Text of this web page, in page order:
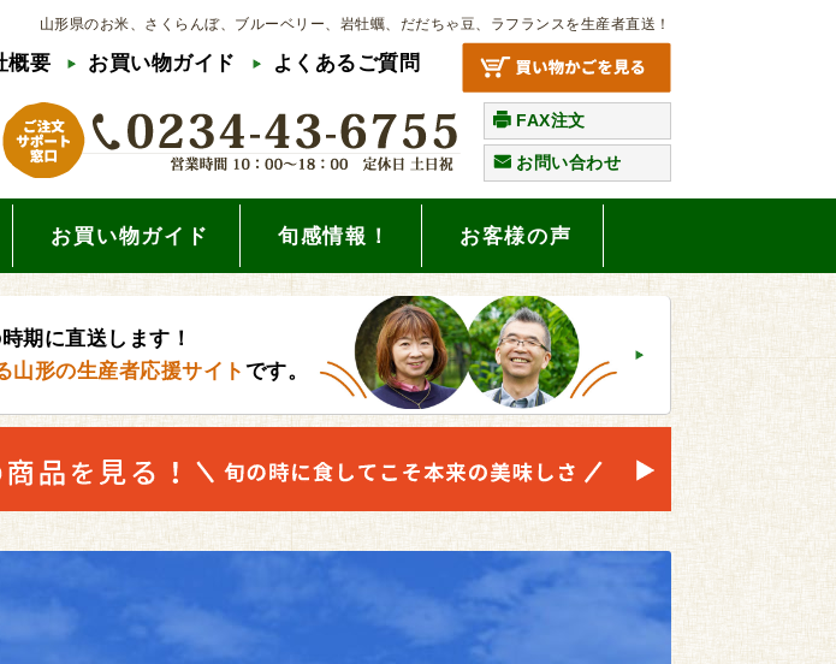
山形県のお米、さくらんぼ、ブルーベリー、岩牡蠣、だだちゃ豆、ラフランスを生産者直送！
概要 お買い物ガイド よくあるご質問
FAX注文
お問い合わせ
お買い物ガイド 旬感情報！ お客様の声
期に直送します！
山形の生産者応援サイト です。